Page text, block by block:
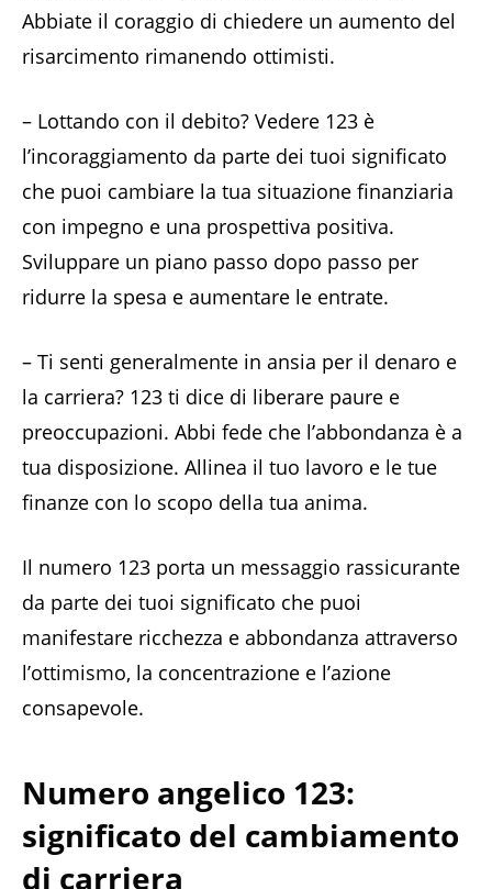
Abbiate il coraggio di chiedere un aumento del
risarcimento rimanendo ottimisti.
– Lottando con il debito? Vedere 123 è
l’incoraggiamento da parte dei tuoi significato
che puoi cambiare la tua situazione finanziaria
con impegno e una prospettiva positiva.
Sviluppare un piano passo dopo passo per
ridurre la spesa e aumentare le entrate.
– Ti senti generalmente in ansia per il denaro e
la carriera? 123 ti dice di liberare paure e
preoccupazioni. Abbi fede che l’abbondanza è a
tua disposizione. Allinea il tuo lavoro e le tue
finanze con lo scopo della tua anima.
Il numero 123 porta un messaggio rassicurante
da parte dei tuoi significato che puoi
manifestare ricchezza e abbondanza attraverso
l’ottimismo, la concentrazione e l’azione
consapevole.
Numero angelico 123:
significato del cambiamento
di carriera